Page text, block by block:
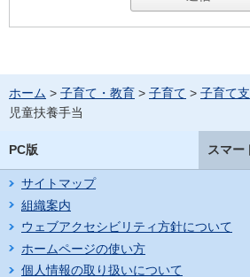
ホーム > 子育て・教育 > 子育て > 子育て
児童扶養手当
PC版 スマー
サイトマップ
組織案内
ウェブアクセシビリティ方針について
ホームページの使い方
個人情報の取り扱いについて